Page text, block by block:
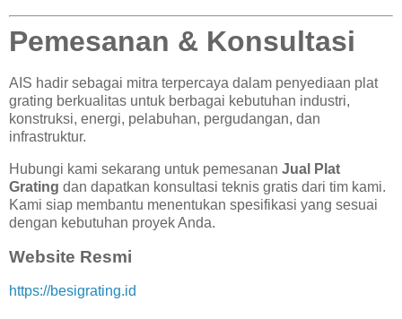
Pemesanan & Konsultasi
AIS hadir sebagai mitra terpercaya dalam penyediaan plat
grating berkualitas untuk berbagai kebutuhan industri,
konstruksi, energi, pelabuhan, pergudangan, dan
infrastruktur.
Hubungi kami sekarang untuk pemesanan Jual Plat
Grating dan dapatkan konsultasi teknis gratis dari tim kami.
Kami siap membantu menentukan spesifikasi yang sesuai
dengan kebutuhan proyek Anda.
Website Resmi
https://besigrating.id